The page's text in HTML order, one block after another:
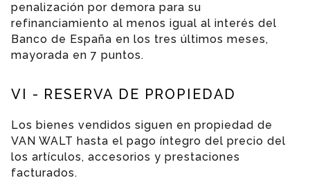
penalización por demora para su
refinanciamiento al menos igual al interés del
Banco de España en los tres últimos meses,
mayorada en 7 puntos.
VI - RESERVA DE PROPIEDAD
Los bienes vendidos siguen en propiedad de
VAN WALT hasta el pago íntegro del precio del
los artículos, accesorios y prestaciones
facturados.